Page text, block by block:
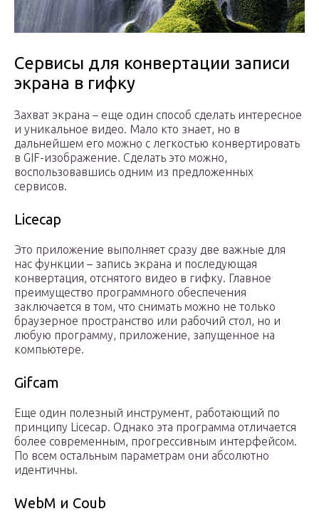
Сервисы для конвертации записи
экрана в гифку
Захват экрана – еще один способ сделать интересное
и уникальное видео. Мало кто знает, но в
дальнейшем его можно с легкостью конвертировать
в GIF-изображение. Сделать это можно,
воспользовавшись одним из предложенных
сервисов.
Licecap
Это приложение выполняет сразу две важные для
нас функции – запись экрана и последующая
конвертация, отснятого видео в гифку. Главное
преимущество программного обеспечения
заключается в том, что снимать можно не только
браузерное пространство или рабочий стол, но и
любую программу, приложение, запущенное на
компьютере.
Gifcam
Еще один полезный инструмент, работающий по
принципу Licecap. Однако эта программа отличается
более современным, прогрессивным интерфейсом.
По всем остальным параметрам они абсолютно
идентичны.
WebM и Coub